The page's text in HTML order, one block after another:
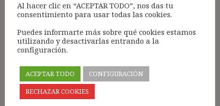
Nombre*
Al hacer clic en “ACEPTAR TODO”, nos das tu
consentimiento para usar todas las cookies.
Puedes informarte más sobre qué cookies estamos
utilizando y desactivarlas entrando a la
configuración.
ACEPTAR TODO
CONFIGURACIÓN
RECHAZAR COOKIES